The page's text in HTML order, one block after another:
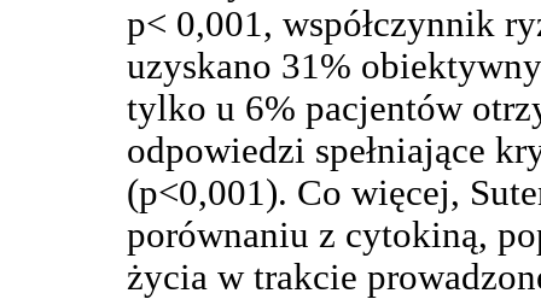
p< 0,001, współczynnik
uzyskano 31%
tylko u 6% pacjentów
odpowiedzi spełniające
(p<0,001). Co więcej,
porównaniu z cytokiną,
życia w trakcie